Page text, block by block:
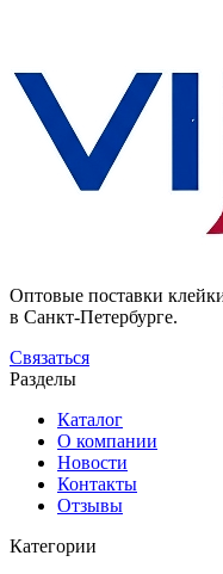
Оптовые поставки
в Санкт-Петербурге.
Связаться
Разделы
Каталог
О компании
Новости
Контакты
Отзывы
Категории